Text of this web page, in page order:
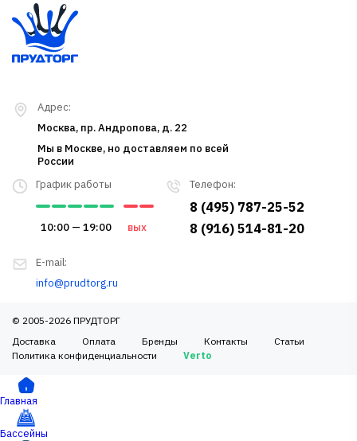
Телефон:
8 (495) 787-25-52
8 (916) 514-81-20
График работы
10:00 — 19:00 вых
E-mail:
info@prudtorg.ru
Адрес:
Москва, пр. Андропова, д. 22
Мы в Москве, но доставляем по всей
России
© 2005-2026 ПРУДТОРГ
Доставка
Оплата Бренды Контакты
Статьи
Политика конфиденциальности
Verto
Главная
Бассейны